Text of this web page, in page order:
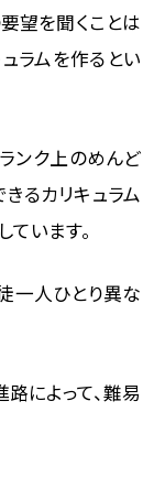
望を聞くことは
ラムを作るとい
ンク上のめんど
るカリキュラム
います。
一人ひとり異な
によって、難易